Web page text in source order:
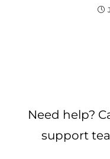
Need help?
support